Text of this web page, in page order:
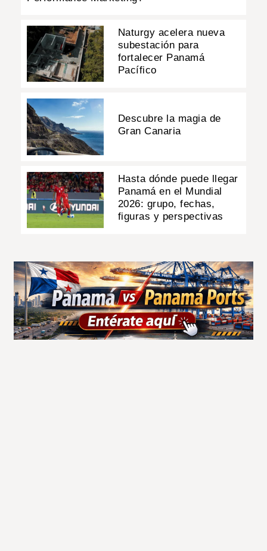
Naturgy acelera nueva
subestación para
fortalecer Panamá
Pacífico
Descubre la magia de
Gran Canaria
Hasta dónde puede llegar
Panamá en el Mundial
2026: grupo, fechas,
figuras y perspectivas